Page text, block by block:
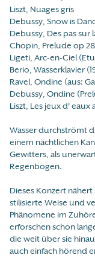
Liszt, Nuages gris
Debussy, Snow is
Debussy, Des pas sur
Chopin, Prelude op
Ligeti, Arc-en-Ciel
Berio, Wasserklavier
Ravel, Ondine (aus:
Debussy, Ondine
Liszt, Les jeux d' eaux
Wasser durchströmt
einem nächtlichen
Gewitters, als
Regenbogen.
Dieses Konzert
stilisierte Weise und
Phänomene im
erforschen schon
die weit über sie
auch einfach hörend